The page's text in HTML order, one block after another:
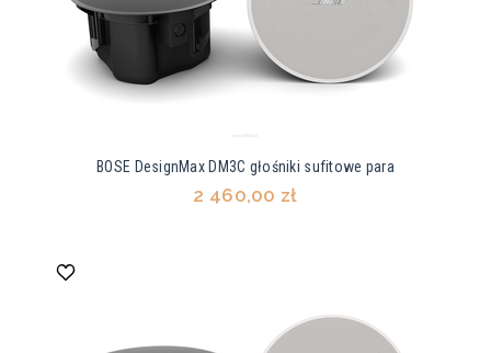
BOSE DesignMax DM3C głośniki sufitowe para
2 460,00 zł